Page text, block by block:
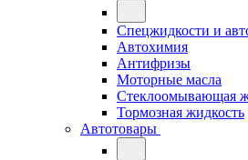
Спецжидкости и
Автохимия
Антифризы
Моторные масла
Стеклоомывающая
Тормозная жидкость
Автотовары